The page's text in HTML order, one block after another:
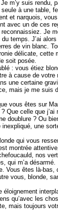
m’y suis rendu,
à une table,
et narquois,
avec un de ces
Je
temps. J’ai
de vin blanc.
délicate, cette
soit posée.
: vous étiez
à cause de votre
une certaine
mais je me suis
vous êtes sur
Que celle que j’ai
doublure ? Ou
inexpliqué, une
qui vous
montrée
nos
qui m’a désarmé.
Vous êtes là-bas,
vous, blonde,
éloignement
qu’avec les
mais toujours